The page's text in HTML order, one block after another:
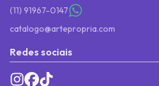
(11) 91967-0147
catalogo@artepropria.com
Redes sociais